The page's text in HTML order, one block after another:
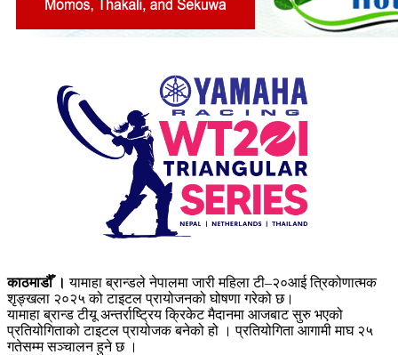
काठमाडौँ । यामाहा ब्रान्डले नेपालमा जारी महिला टी–२०आई त्रिकोणात्मक
शृङ्खला २०२५ को टाइटल प्रायोजनको घोषणा गरेको छ।
यामाहा ब्रान्ड टीयू अन्तर्राष्ट्रिय क्रिकेट मैदानमा आजबाट सुरु भएको
प्रतियोगिताको टाइटल प्रायोजक बनेको हो । प्रतियोगिता आगामी माघ २५
गतेसम्म सञ्चालन हुने छ ।